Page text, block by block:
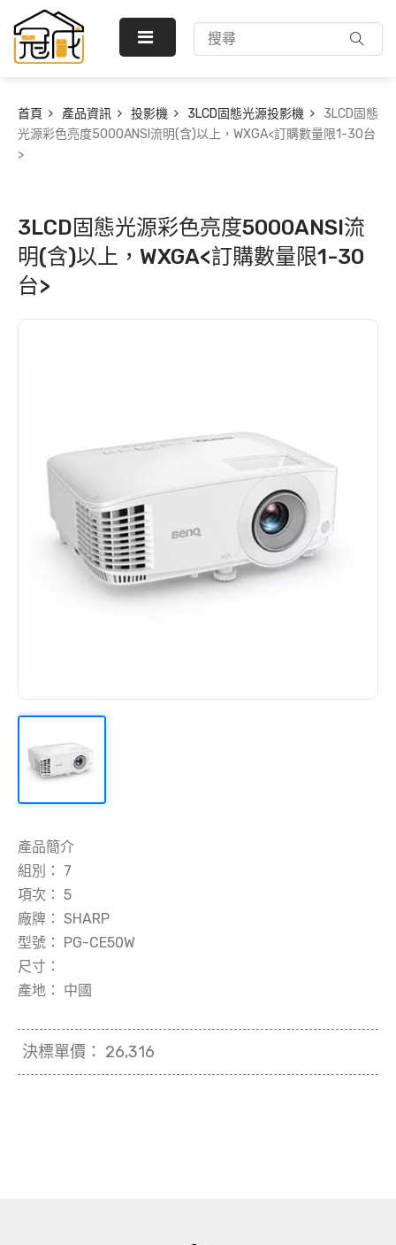
首頁 產品資訊 投影機 3LCD固態光源投影機
3LCD固態
光源彩色亮度5000ANSI流明(含)以上，WXGA<訂購數量限1-30台
>
3LCD固態光源彩色亮度5000ANSI流
明(含)以上，WXGA<訂購數量限1-30
台>
產品簡介
組別：
7
項次： 5
廠牌： SHARP
型號：
PG-CE50W
尺寸：
產地：
中國
決標單價： 26,316